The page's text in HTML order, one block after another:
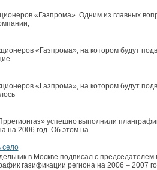
«Газпрома». Одним из главных
«Газпрома», на котором будут
«Газпрома», на котором будут
успешно выполнили
на 2006 год. Об этом на
село
в Москве подписал с председателем
газификации региона на 2006 – 2007